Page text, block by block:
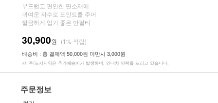
부드럽고 편안한 면소재에
귀여운 자수로 포인트를 주어
깔끔하게 입기 좋은 반팔티
30,900원 (1% 적립)
배송비 : 총 결제액 50,000원 미만시 3,000원
※제주/도서지역은 추가배송비가 발생하며, 안내차 연락을 드리고 있습니다.
주문정보